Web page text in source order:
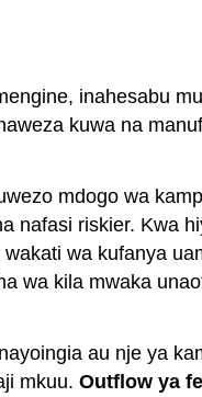
inahesabu
kuwa na
mdogo wa
nafasi riskier. Kwa
wa kufanya
wa kila mwaka
au nje ya
mkuu. Outflow ya